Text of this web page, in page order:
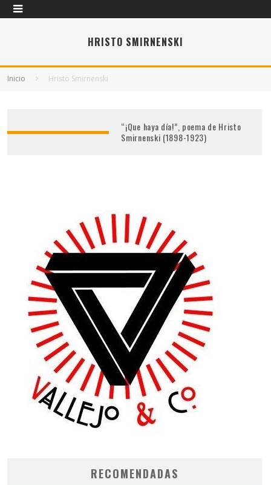
HRISTO SMIRNENSKI
Inicio Hristo Smirnenski
“¡Que haya día!”, poema de Hristo
Smirnenski (1898-1923)
RECOMENDADAS